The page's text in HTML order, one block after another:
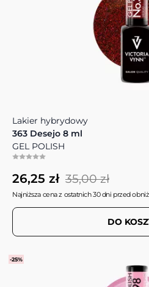
Lakier hybrydowy
363 Desejo 8 ml
GEL POLISH
26,25 zł 35,00 zł
Najniższa cena z ostatnich 30 dni przed
DO
-25%